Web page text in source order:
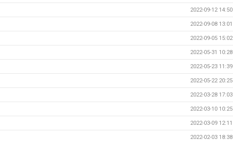
2022-09-12 14:50
2022-09-08 13:01
2022-09-05 15:02
2022-05-31 10:28
2022-05-23 11:39
2022-05-22 20:25
2022-03-28 17:03
2022-03-10 10:25
2022-03-09 12:11
2022-02-03 18:38